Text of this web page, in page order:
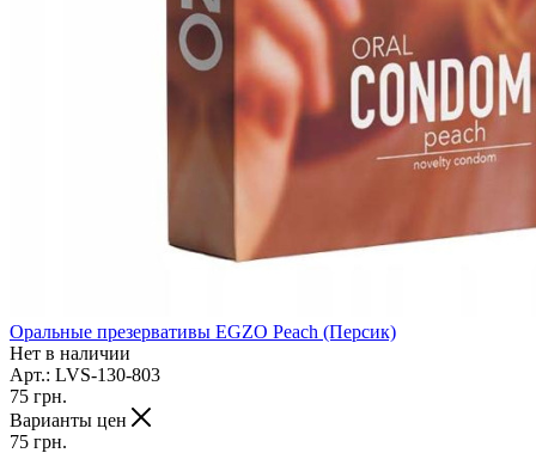
Оральные презервативы EGZO Peach (Персик)
Нет в наличии
Арт.: LVS-130-803
75 грн.
Варианты цен
75 грн.